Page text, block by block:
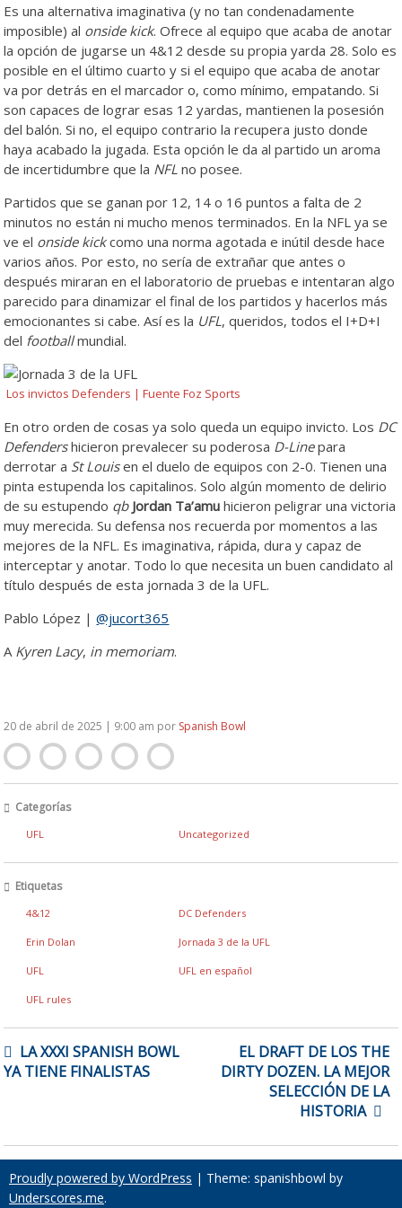
Es una alternativa imaginativa (y no tan condenadamente
imposible) al onside kick. Ofrece al equipo que acaba de anotar
la opción de jugarse un 4&12 desde su propia yarda 28. Solo es
posible en el último cuarto y si el equipo que acaba de anotar
va por detrás en el marcador o, como mínimo, empatando. Si
son capaces de lograr esas 12 yardas, mantienen la posesión
del balón. Si no, el equipo contrario la recupera justo donde
haya acabado la jugada. Esta opción le da al partido un aroma
de incertidumbre que la NFL no posee.
Partidos que se ganan por 12, 14 o 16 puntos a falta de 2
minutos no están ni mucho menos terminados. En la NFL ya se
ve el onside kickcomo una norma agotada e inútil desde hace
varios años. Por esto, no sería de extrañar que antes o
después miraran en el laboratorio de pruebas e intentaran algo
parecido para dinamizar el final de los partidos y hacerlos más
emocionantes si cabe. Así es la UFL, queridos, todos el I+D+I
del footballmundial.
Los invictos Defenders | Fuente Foz Sports
En otro orden de cosas ya solo queda un equipo invicto. Los DC
Defendershicieron prevalecer su poderosa D-Linepara
derrotar a St Louisen el duelo de equipos con 2-0. Tienen una
pinta estupenda los capitalinos. Solo algún momento de delirio
de su estupendo qb Jordan Ta’amu hicieron peligrar una victoria
muy merecida. Su defensa nos recuerda por momentos a las
mejores de la NFL. Es imaginativa, rápida, dura y capaz de
interceptar y anotar. Todo lo que necesita un buen candidato al
título después de esta jornada 3 de la UFL.
Pablo López |@jucort365
A Kyren Lacy, in memoriam.
20 de abril de 2025 | 9:00 am por Spanish Bowl
Categorías
UFL Uncategorized
Etiquetas
4&12 DC Defenders
Erin Dolan Jornada 3 de la UFL
UFL UFL en español
UFL rules
DE
ENTRADAS
LA XXXI SPANISH BOWL
YA TIENE FINALISTAS
EL DRAFT DE LOS THE
DIRTY DOZEN. LA MEJOR
SELECCIÓN DE LA
HISTORIA
Proudly powered by WordPress | Theme: spanishbowl by
Underscores.me.